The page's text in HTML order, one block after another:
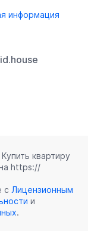
информация
квартиру
https://
с Лицензионным
и
.